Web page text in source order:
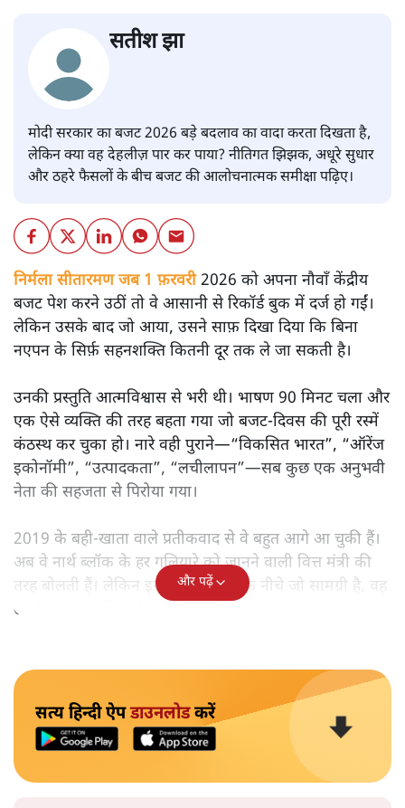
सतीश झा
मोदी सरकार का बजट 2026 बड़े बदलाव का वादा करता दिखता है,
लेकिन क्या वह देहलीज़ पार कर पाया? नीतिगत झिझक, अधूरे सुधार
और ठहरे फैसलों के बीच बजट की आलोचनात्मक समीक्षा पढ़िए।
निर्मला सीतारमण जब 1 फ़रवरी2026 को अपना नौवाँ केंद्रीय
बजट पेश करने उठीं तो वे आसानी से रिकॉर्ड बुक में दर्ज हो गईं।
लेकिन उसके बाद जो आया, उसने साफ़ दिखा दिया कि बिना
नएपन के सिर्फ़ सहनशक्ति कितनी दूर तक ले जा सकती है।
उनकी प्रस्तुति आत्मविश्वास से भरी थी। भाषण 90 मिनट चला और
एक ऐसे व्यक्ति की तरह बहता गया जो बजट‑दिवस की पूरी रस्में
कंठस्थ कर चुका हो। नारे वही पुराने—“विकसित भारत”, “ऑरेंज
इकोनॉमी”, “उत्पादकता”, “लचीलापन”—सब कुछ एक अनुभवी
नेता की सहजता से पिरोया गया।
2019 के बही‑खाता वाले प्रतीकवाद से वे बहुत आगे आ चुकी हैं।
अब वे नार्थ ब्लॉक के हर गलियारे को जानने वाली वित्त मंत्री की
तरह बोलती हैं। लेकिन इस आत्मविश्वास के नीचे जो सामग्री है, वह
उतनी ही अनुमानित और दोहराव भरी।
और पढ़ें
सत्य हिन्दी ऐपडाउनलोडकरें